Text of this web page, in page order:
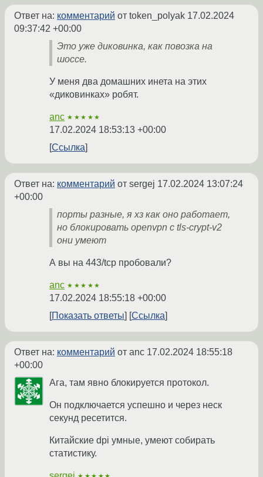
Ответ на: комментарий от token_polyak 17.02.2024
09:37:42 +00:00
Это уже диковинка, как повозка на
шоссе.
У меня два домашних инета на этих
«диковинках» робят.
anc ★★★★★
17.02.2024 18:53:13 +00:00
Ссылка
Ответ на: комментарий от sergej 17.02.2024 13:07:24
+00:00
порты разные, я хз как оно работает,
но блокировать openvpn с tls-crypt-v2
они умеют
А вы на 443/tcp пробовали?
anc ★★★★★
17.02.2024 18:55:18 +00:00
Показать ответы
Ссылка
Ответ на: комментарий от anc 17.02.2024 18:55:18
+00:00
Ага, там явно блокируется протокол.
Он подключается успешно и через неск
секунд ресетится.
Китайские dpi умные, умеют собирать
статистику.